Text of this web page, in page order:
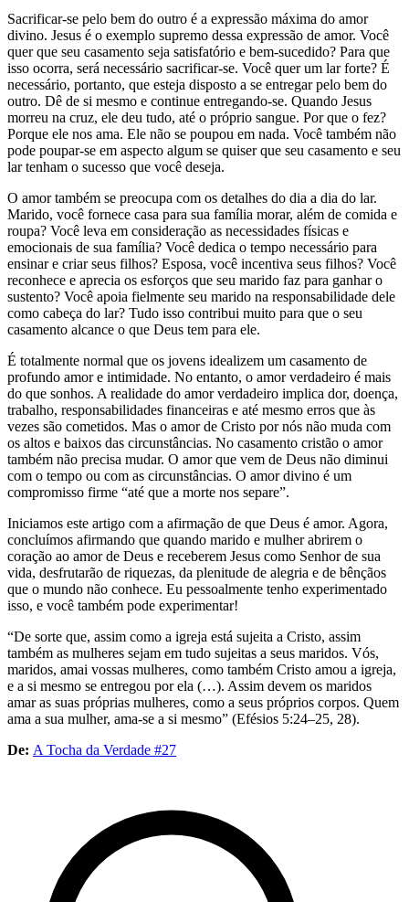
Sacrificar-se pelo bem do outro é a expressão máxima do amor
divino. Jesus é o exemplo supremo dessa expressão de amor. Você
quer que seu casamento seja satisfatório e bem-sucedido? Para que
isso ocorra, será necessário sacrificar-se. Você quer um lar forte? É
necessário, portanto, que esteja disposto a se entregar pelo bem do
outro. Dê de si mesmo e continue entregando-se. Quando Jesus
morreu na cruz, ele deu tudo, até o próprio sangue. Por que o fez?
Porque ele nos ama. Ele não se poupou em nada. Você também não
pode poupar-se em aspecto algum se quiser que seu casamento e seu
lar tenham o sucesso que você deseja.
O amor também se preocupa com os detalhes do dia a dia do lar.
Marido, você fornece casa para sua família morar, além de comida e
roupa? Você leva em consideração as necessidades físicas e
emocionais de sua família? Você dedica o tempo necessário para
ensinar e criar seus filhos? Esposa, você incentiva seus filhos? Você
reconhece e aprecia os esforços que seu marido faz para ganhar o
sustento? Você apoia fielmente seu marido na responsabilidade dele
como cabeça do lar? Tudo isso contribui muito para que o seu
casamento alcance o que Deus tem para ele.
É totalmente normal que os jovens idealizem um casamento de
profundo amor e intimidade. No entanto, o amor verdadeiro é mais
do que sonhos. A realidade do amor verdadeiro implica dor, doença,
trabalho, responsabilidades financeiras e até mesmo erros que às
vezes são cometidos. Mas o amor de Cristo por nós não muda com
os altos e baixos das circunstâncias. No casamento cristão o amor
também não precisa mudar. O amor que vem de Deus não diminui
com o tempo ou com as circunstâncias. O amor divino é um
compromisso firme “até que a morte nos separe”.
Iniciamos este artigo com a afirmação de que Deus é amor. Agora,
concluímos afirmando que quando marido e mulher abrirem o
coração ao amor de Deus e receberem Jesus como Senhor de sua
vida, desfrutarão de riquezas, da plenitude de alegria e de bênçãos
que o mundo não conhece. Eu pessoalmente tenho experimentado
isso, e você também pode experimentar!
“De sorte que, assim como a igreja está sujeita a Cristo, assim
também as mulheres sejam em tudo sujeitas a seus maridos. Vós,
maridos, amai vossas mulheres, como também Cristo amou a igreja,
e a si mesmo se entregou por ela (…). Assim devem os maridos
amar as suas próprias mulheres, como a seus próprios corpos. Quem
ama a sua mulher, ama-se a si mesmo” (Efésios 5:24–25, 28).
De: A Tocha da Verdade #27